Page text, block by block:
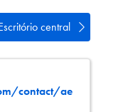
central
contact/ae